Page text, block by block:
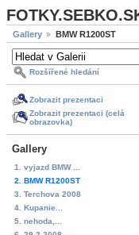
Gallery BMW R1200ST
Rozšířené hledání
Zobrazit prezentaci
Zobrazit prezentaci (celá
obrazovka)
Gallery
1. vyjazd BMW ...
2. BMW R1200ST
3. Terchova 2008
4. Kupanie...
5. nehoda,...